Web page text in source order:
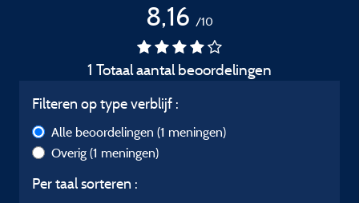
8,16 /10
1 Totaal aantal beoordelingen
Filteren op type verblijf :
Alle beoordelingen (1 meningen)
Overig (1 meningen)
Per taal sorteren :